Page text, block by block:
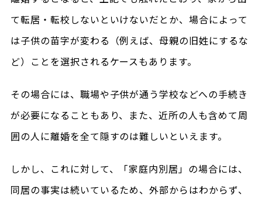
て転居・転校しないといけないだとか、場合によって
は子供の苗字が変わる（例えば、母親の旧姓にするな
ど）ことを選択されるケースもあります。
その場合には、職場や子供が通う学校などへの手続き
が必要になることもあり、また、近所の人も含めて周
囲の人に離婚を全て隠すのは難しいといえます。
しかし、これに対して、「家庭内別居」の場合には、
同居の事実は続いているため、外部からはわからず、